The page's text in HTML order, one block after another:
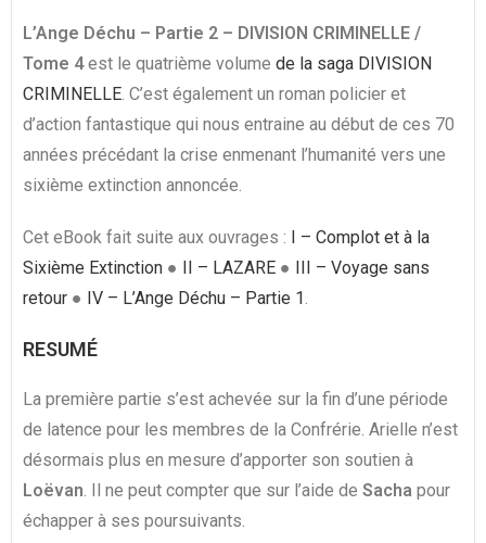
L’Ange Déchu – Partie 2 – DIVISION CRIMINELLE /
Tome 4est le quatrième volume de la saga DIVISION
CRIMINELLE . C’est également un roman policier et
d’action fantastique qui nous entraine au début de ces 70
années précédant la crise enmenant l’humanité vers une
sixième extinction annoncée.
Cet eBook fait suite aux ouvrages : I – Complot et à la
Sixième Extinction ● II – LAZARE ● III – Voyage sans
retour ● IV – L’Ange Déchu – Partie 1
RESUMÉ
La première partie s’est achevée sur la fin d’une période
de latence pour les membres de la Confrérie. Arielle n’est
désormais plus en mesure d’apporter son soutien à
Loëvan . Il ne peut compter que sur l’aide de Sacha pour
échapper à ses poursuivants.